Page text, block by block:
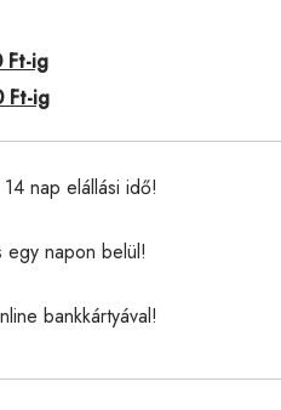
Ft-ig
Ft-ig
nap elállási idő!
egy napon belül!
bankkártyával!